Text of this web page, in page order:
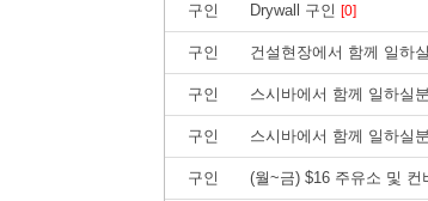
구인 Drywall 구인 [0]
구인 건설현장에서 함께 일하
구인 스시바에서 함께 일하실
구인 스시바에서 함께 일하실
구인 (월~금) $16 주유소 및